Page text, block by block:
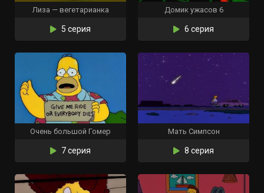
Лиза — вегетарианка
5 серия
Домик ужасов 6
6 серия
Очень большой Гомер
7 серия
Мать Симпсон
8 серия